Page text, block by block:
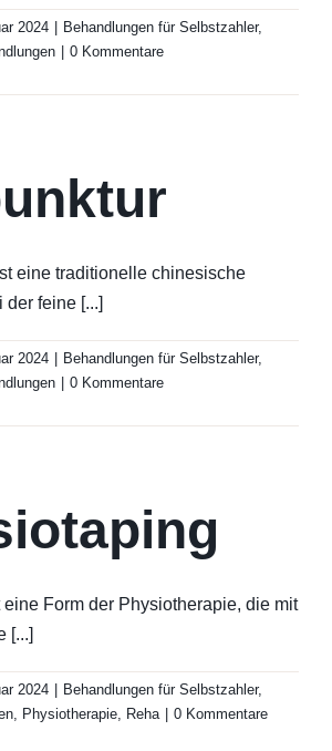
2024 Behandlungen für Selbstzahler,
0 Kommentare
eine traditionelle chinesische
der feine [...]
2024 Behandlungen für Selbstzahler,
0 Kommentare
Form der Physiotherapie, die mit
[...]
2024 Behandlungen für Selbstzahler,
, Physiotherapie, Reha
0 Kommentare